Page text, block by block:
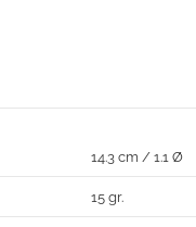
14.3 cm / 1.1 Ø
15 gr.